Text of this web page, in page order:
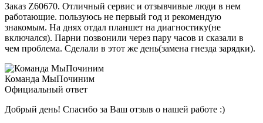
Заказ Z60670. Отличный сервис и отзывчивые люди в нем
работающие. пользуюсь не первый год и рекомендую
знакомым. На днях отдал планшет на диагностику(не
включался). Парни позвонили через пару часов и сказали в
чем проблема. Сделали в этот же день(замена гнезда зарядки).
Команда МыПочиним
Официальный ответ
Добрый день! Спасибо за Ваш отзыв о нашей работе :)